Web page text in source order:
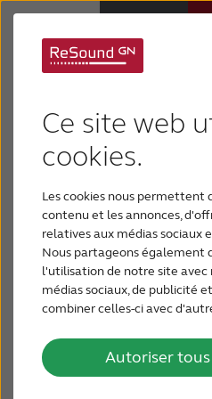
Ce site web
cookies.
Les cookies nous permettent
contenu et les annonces,
relatives aux médias sociaux
Nous partageons également
l'utilisation de notre site avec
médias sociaux, de publicité
combiner celles-ci avec
utilisation de leurs services.
Autoriser
Appareils auditifs
Perte auditive
Support & Assistance
BLOG
POUR LES
causes de
auditive ?
Il existe de nombreuses
d'audition.Certaines
entoure : des machines
forte, des coups de feu et
avions à réaction.
médicaments ou des
causes les plus courantes